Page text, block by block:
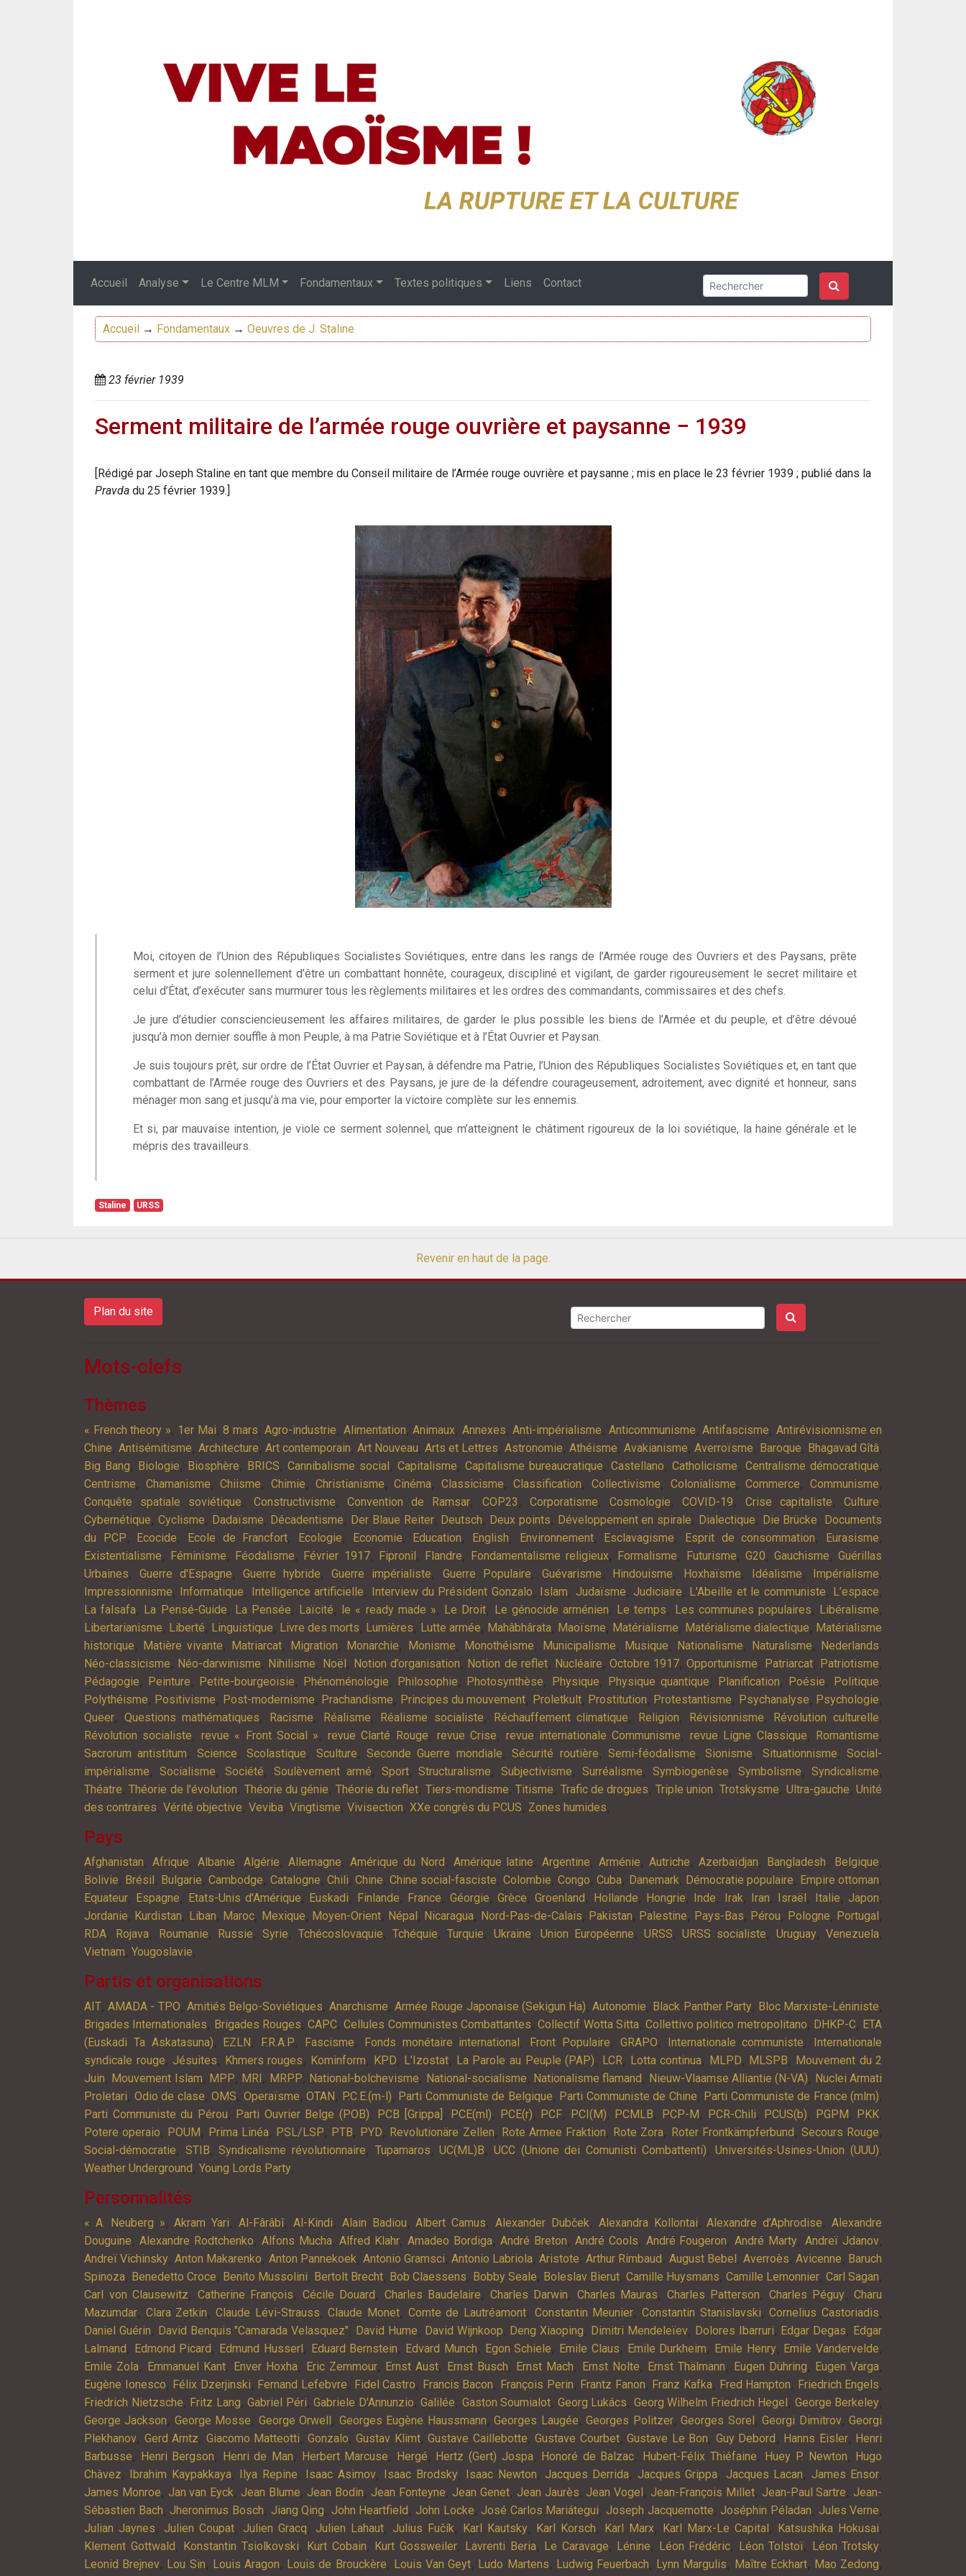
Accueil Analyse Le Centre MLM Fondamentaux Textes politiques Liens Contact
Accueil → Fondamentaux → Oeuvres de J. Staline
23 février 1939
Serment militaire de l’armée rouge ouvrière et paysanne − 1939
[Rédigé par Joseph Staline en tant que membre du Conseil militaire de l’Armée rouge ouvrière et paysanne ; mis en place le 23 février 1939 ; publié dans la
Pravda du 25 février 1939.]
Moi, citoyen de l’Union des Républiques Socialistes Soviétiques, entre dans les rangs de l’Armée rouge des Ouvriers et des Paysans, prête
serment et jure solennellement d’être un combattant honnête, courageux, discipliné et vigilant, de garder rigoureusement le secret militaire et
celui d’État, d’exécuter sans murmurer tous les règlements militaires et les ordres des commandants, commissaires et des chefs.
Je jure d’étudier consciencieusement les affaires militaires, de garder le plus possible les biens de l’Armée et du peuple, et d’être dévoué
jusqu’à mon dernier souffle à mon Peuple, à ma Patrie Soviétique et à l’État Ouvrier et Paysan.
Je suis toujours prêt, sur ordre de l’État Ouvrier et Paysan, à défendre ma Patrie, l’Union des Républiques Socialistes Soviétiques et, en tant que
combattant de l’Armée rouge des Ouvriers et des Paysans, je jure de la défendre courageusement, adroitement, avec dignité et honneur, sans
ménager mon sang et jusqu’à ma vie, pour emporter la victoire complète sur les ennemis.
Et si, par mauvaise intention, je viole ce serment solennel, que m’atteignent le châtiment rigoureux de la loi soviétique, la haine générale et le
mépris des travailleurs.
Staline URSS
Revenir en haut de la page.
Plan du site
Mots-clefs
Thèmes
« French theory », 1er Mai, 8 mars, Agro-industrie, Alimentation, Animaux, Annexes, Anti-impérialisme, Anticommunisme, Antifascisme, Antirévisionnisme en
Chine, Antisémitisme, Architecture, Art contemporain, Art Nouveau, Arts et Lettres, Astronomie, Athéisme, Avakianisme, Averroïsme, Baroque, Bhagavad Gîtâ,
Big Bang, Biologie, Biosphère, BRICS, Cannibalisme social, Capitalisme, Capitalisme bureaucratique, Castellano, Catholicisme, Centralisme démocratique,
Centrisme, Chamanisme,Chiisme, Chimie, Christianisme,Cinéma, Classicisme,Classification,Collectivisme, Colonialisme,Commerce,Communisme,
Conquête spatiale soviétique, Constructivisme, Convention de Ramsar, COP23 , Corporatisme,Cosmologie,COVID-19, Crise capitaliste,Culture,
Cybernétique, Cyclisme, Dadaïsme, Décadentisme, Der Blaue Reiter, Deutsch, Deux points, Développement en spirale, Dialectique, Die Brücke, Documents
du PCP, Ecocide, Ecole de Francfort, Ecologie, Economie, Education, English, Environnement, Esclavagisme, Esprit de consommation, Eurasisme,
Existentialisme, Féminisme, Féodalisme, Février 1917, Fipronil, Flandre, Fondamentalisme religieux, Formalisme, Futurisme, G20, Gauchisme,Guérillas
Urbaines,Guerre d'Espagne,Guerre hybride,Guerre impérialiste, Guerre Populaire, Guévarisme, Hindouisme, Hoxhaïsme, Idéalisme, Impérialisme,
Impressionnisme, Informatique, Intelligence artificielle, Interview du Président Gonzalo, Islam, Judaïsme, Judiciaire, L'Abeille et le communiste, L’espace,
La falsafa, La Pensé-Guide, La Pensée, Laïcité, le « ready made », Le Droit, Le génocide arménien, Le temps, Les communes populaires, Libéralisme,
Libertarianisme, Liberté, Linguistique, Livre des morts, Lumières, Lutte armée, Mahâbhârata, Maoïsme, Matérialisme, Matérialisme dialectique, Matérialisme
historique, Matière vivante, Matriarcat, Migration, Monarchie, Monisme, Monothéisme, Municipalisme, Musique, Nationalisme, Naturalisme, Nederlands,
Néo-classicisme, Néo-darwinisme, Nihilisme, Noël, Notion d’organisation, Notion de reflet, Nucléaire, Octobre 1917, Opportunisme, Patriarcat, Patriotisme,
Pédagogie, Peinture, Petite-bourgeoisie, Phénoménologie, Philosophie, Photosynthèse, Physique, Physique quantique, Planification, Poésie, Politique,
Polythéisme, Positivisme, Post-modernisme, Prachandisme, Principes du mouvement, Proletkult, Prostitution, Protestantisme, Psychanalyse, Psychologie,
Queer, Questions mathématiques, Racisme, Réalisme, Réalisme socialiste, Réchauffement climatique, Religion, Révisionnisme, Révolution culturelle,
Révolution socialiste, revue « Front Social », revue Clarté Rouge, revue Crise, revue internationale Communisme, revue Ligne Classique, Romantisme,
Sacrorum antistitum, Science,Scolastique, Sculture, Seconde Guerre mondiale,Sécurité routière, Semi-féodalisme,Sionisme, Situationnisme,Social-
impérialisme, Socialisme,Société,Soulèvement armé, Sport,Structuralisme,Subjectivisme, Surréalisme, Symbiogenèse,Symbolisme,Syndicalisme,
Théatre,Théorie de l'évolution, Théorie du génie, Théorie du reflet, Tiers-mondisme,Titisme, Trafic de drogues, Triple union,Trotskysme, Ultra-gauche,Unité
des contraires, Vérité objective, Veviba, Vingtisme, Vivisection, XXe congrès du PCUS, Zones humides,
Pays
Afghanistan, Afrique, Albanie, Algérie, Allemagne, Amérique du Nord, Amérique latine,Argentine,Arménie,Autriche,Azerbaïdjan, Bangladesh, Belgique,
Bolivie, Brésil, Bulgarie,Cambodge, Catalogne, Chili, Chine, Chine social-fasciste,Colombie,Congo,Cuba, Danemark, Démocratie populaire, Empire ottoman,
Equateur, Espagne, Etats-Unis d'Amérique, Euskadi, Finlande, France, Géorgie, Grèce,Groenland, Hollande, Hongrie, Inde, Irak, Iran, Israël, Italie, Japon,
Jordanie, Kurdistan, Liban, Maroc, Mexique, Moyen-Orient, Népal, Nicaragua, Nord-Pas-de-Calais, Pakistan, Palestine, Pays-Bas, Pérou, Pologne, Portugal,
RDA, Rojava, Roumanie, Russie,Syrie, Tchécoslovaquie,Tchéquie,Turquie, Ukraine,Union Européenne, URSS,URSS socialiste, Uruguay,Venezuela,
Vietnam, Yougoslavie,
Partis et organisations
AIT,AMADA - TPO, Amitiés Belgo-Soviétiques,Anarchisme,Armée Rouge Japonaise (Sekigun Ha),Autonomie, Black Panther Party, Bloc Marxiste-Léniniste,
Brigades Internationales, Brigades Rouges,CAPC,Cellules Communistes Combattantes,Collectif Wotta Sitta,Collettivo politico metropolitano, DHKP-C, ETA
(Euskadi Ta Askatasuna), EZLN, F.R.A.P, Fascisme, Fonds monétaire international, Front Populaire, GRAPO, Internationale communiste, Internationale
syndicale rouge, Jésuites, Khmers rouges, Kominform, KPD, L’Izostat, La Parole au Peuple (PAP), LCR, Lotta continua, MLPD, MLSPB, Mouvement du 2
Juin, Mouvement Islam, MPP, MRI , MRPP, National-bolchevisme, National-socialisme, Nationalisme flamand, Nieuw-Vlaamse Alliantie (N-VA), Nuclei Armati
Proletari, Odio de clase, OMS, Operaïsme, OTAN, P.C.E.(m-l), Parti Communiste de Belgique, Parti Communiste de Chine, Parti Communiste de France (mlm),
Parti Communiste du Pérou, Parti Ouvrier Belge (POB), PCB [Grippa] , PCE(ml), PCE(r), PCF, PCI(M), PCMLB, PCP-M, PCR-Chili, PCUS(b), PGPM, PKK,
Potere operaio, POUM, Prima Linéa, PSL/LSP, PTB, PYD, Revolutionäre Zellen, Rote Armee Fraktion, Rote Zora, Roter Frontkämpferbund, Secours Rouge,
Social-démocratie, STIB,Syndicalisme révolutionnaire, Tupamaros,UC(ML)B,UCC (Unione dei Comunisti Combattenti),Universités-Usines-Union (UUU),
Weather Underground, Young Lords Party,
Personnalités
« A. Neuberg »,Akram Yari,Al-Fârâbî, Al-Kindi, Alain Badiou,Albert Camus,Alexander Dubček, Alexandra Kollontai,Alexandre d’Aphrodise,Alexandre
Douguine, Alexandre Rodtchenko, Alfons Mucha,Alfred Klahr,Amadeo Bordiga,André Breton, André Cools, André Fougeron,André Marty,Andreï Jdanov,
Andreï Vichinsky,Anton Makarenko, Anton Pannekoek, Antonio Gramsci, Antonio Labriola,Aristote,Arthur Rimbaud , August Bebel, Averroès, Avicenne, Baruch
Spinoza, Benedetto Croce, Benito Mussolini, Bertolt Brecht, Bob Claessens, Bobby Seale, Boleslav Bierut, Camille Huysmans, Camille Lemonnier, Carl Sagan,
Carl von Clausewitz, Catherine François, Cécile Douard, Charles Baudelaire, Charles Darwin, Charles Mauras, Charles Patterson, Charles Péguy ,Charu
Mazumdar, Clara Zetkin,Claude Lévi-Strauss,Claude Monet, Comte de Lautréamont, Constantin Meunier,Constantin Stanislavski,Cornelius Castoriadis,
Daniel Guérin, David Benquis "Camarada Velasquez", David Hume, David Wijnkoop, Deng Xiaoping, Dimitri Mendeleïev, Dolores Ibarruri, Edgar Degas, Edgar
Lalmand, Edmond Picard, Edmund Husserl, Eduard Bernstein, Edvard Munch, Egon Schiele, Emile Claus, Emile Durkheim, Emile Henry, Emile Vandervelde,
Emile Zola, Emmanuel Kant, Enver Hoxha, Eric Zemmour, Ernst Aust, Ernst Busch, Ernst Mach, Ernst Nolte, Ernst Thälmann, Eugen Dühring, Eugen Varga,
Eugène Ionesco, Félix Dzerjinski, Fernand Lefebvre, Fidel Castro, Francis Bacon, François Perin, Frantz Fanon, Franz Kafka, Fred Hampton, Friedrich Engels,
Friedrich Nietzsche, Fritz Lang, Gabriel Péri, Gabriele D'Annunzio, Galilée, Gaston Soumialot, Georg Lukács, Georg Wilhelm Friedrich Hegel, George Berkeley,
George Jackson, George Mosse, George Orwell, Georges Eugène Haussmann,Georges Laugée,Georges Politzer,Georges Sorel,Georgi Dimitrov,Georgi
Plekhanov, Gerd Arntz, Giacomo Matteotti, Gonzalo,Gustav Klimt,Gustave Caillebotte,Gustave Courbet,Gustave Le Bon, Guy Debord , Hanns Eisler, Henri
Barbusse, Henri Bergson, Henri de Man, Herbert Marcuse, Hergé, Hertz (Gert) Jospa, Honoré de Balzac, Hubert-Félix Thiéfaine, Huey P. Newton, Hugo
Chàvez, Ibrahim Kaypakkaya, Ilya Repine, Isaac Asimov, Isaac Brodsky, Isaac Newton, Jacques Derrida, Jacques Grippa, Jacques Lacan, James Ensor,
James Monroe, Jan van Eyck, Jean Blume, Jean Bodin, Jean Fonteyne, Jean Genet, Jean Jaurès, Jean Vogel, Jean-François Millet, Jean-Paul Sartre, Jean-
Sébastien Bach, Jheronimus Bosch, Jiang Qing, John Heartfield, John Locke, José Carlos Mariátegui, Joseph Jacquemotte, Joséphin Péladan, Jules Verne,
Julian Jaynes, Julien Coupat, Julien Gracq, Julien Lahaut, Julius Fučík, Karl Kautsky, Karl Korsch, Karl Marx, Karl Marx-Le Capital, Katsushika Hokusai,
Klement Gottwald, Konstantin Tsiolkovski, Kurt Cobain, Kurt Gossweiler, Lavrenti Beria, Le Caravage, Lénine, Léon Frédéric, Léon Tolstoï, Léon Trotsky,
Leonid Brejnev, Lou Sin, Louis Aragon, Louis de Brouckère, Louis Van Geyt, Ludo Martens, Ludwig Feuerbach, Lynn Margulis, Maître Eckhart, Mao Zedong,